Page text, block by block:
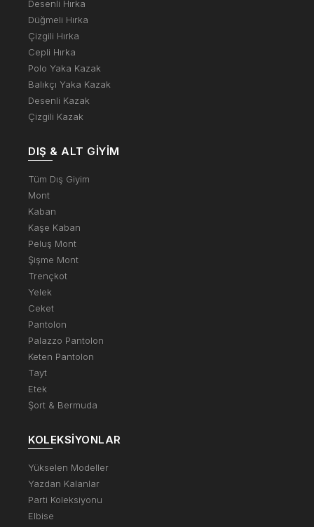
Desenli Hırka
Düğmeli Hırka
Çizgili Hırka
Cepli Hırka
Polo Yaka Kazak
Balıkçı Yaka Kazak
Desenli Kazak
Çizgili Kazak
DIŞ & ALT GIYIM
Tüm Dış Giyim
Mont
Kaban
Kaşe Kaban
Peluş Mont
Şişme Mont
Trençkot
Yelek
Ceket
Pantolon
Palazzo Pantolon
Keten Pantolon
Tayt
Etek
Şort & Bermuda
KOLEKSIYONLAR
Yükselen Modeller
Yazdan Kalanlar
Parti Koleksiyonu
Elbise